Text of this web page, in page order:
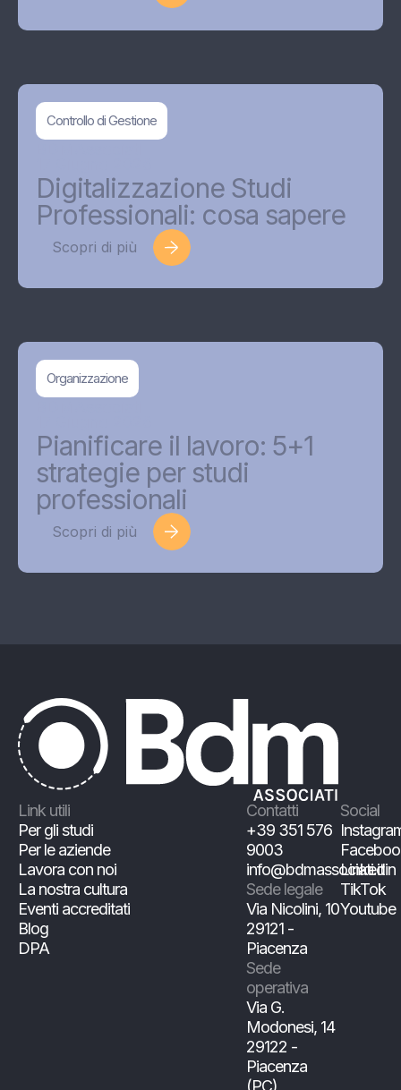
Controllo di Gestione
Digitalizzazione Studi
Professionali: cosa sapere
Scopri di più
Organizzazione
Pianificare il lavoro: 5+1
strategie per studi
professionali
Scopri di più
Link utili
Per gli studi
Per le aziende
Lavora con noi
La nostra cultura
Eventi accreditati
Blog
DPA
Contatti
+39 351 576
9003
info@bdmassociati.it
Sede legale
Via Nicolini, 10
29121 -
Piacenza
Sede
operativa
Via G.
Modonesi, 14
29122 -
Piacenza
(PC)
Social
Linkedin
TikTok
Youtube